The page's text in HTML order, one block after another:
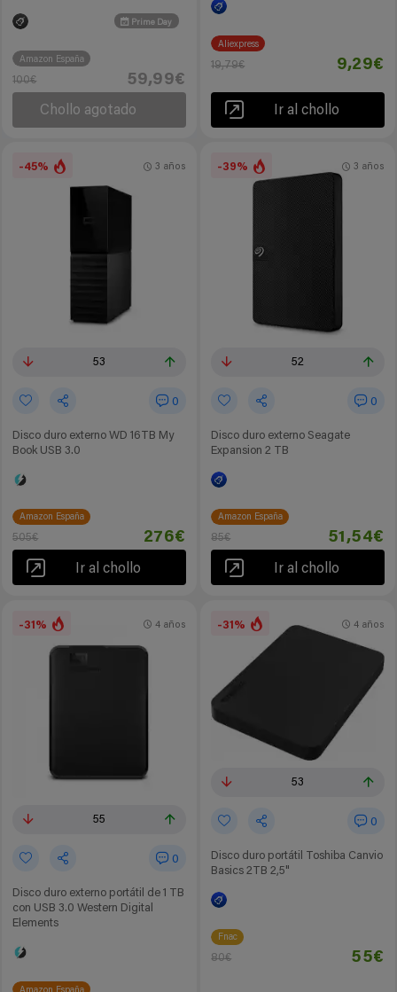
Prime Day
Amazon España
100€ 59,99€
Chollo agotado
Aliexpress
19,79€ 9,29€
Ir al chollo
-45%
53
0
Disco duro externo WD 16TB My
Book USB 3.0
3 años
Amazon España
505€ 276€
Ir al chollo
-39%
52
0
Disco duro externo Seagate
Expansion 2 TB
3 años
Amazon España
85€ 51,54€
Ir al chollo
-31%
55
0
Disco duro externo portátil de 1 TB
con USB 3.0 Western Digital
Elements
4 años -31%
53
0
Disco duro portátil Toshiba Canvio
Basics 2TB 2,5"
4 años
Fnac
80€ 55€